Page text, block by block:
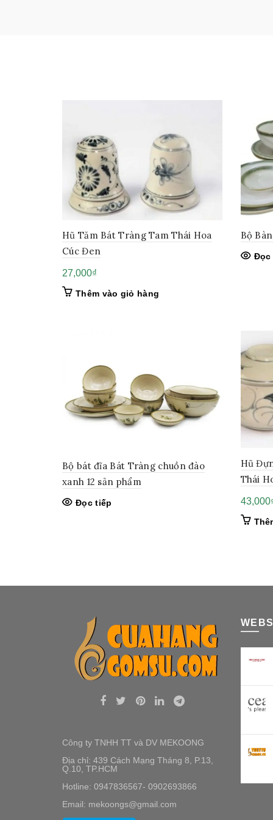
Hũ Tăm Bát Tràng Tam Thái Hoa
Cúc Đen
27,000₫
Thêm vào giỏ hàng
Bộ
Đọc
Bộ bát đĩa Bát Tràng chuồn đào
xanh 12 sản phẩm
Đọc tiếp
Hũ
Thái
43,000
Công ty TNHH TT và DV MEKOONG
Địa chỉ: 439 Cách Mạng Tháng 8, P.13,
Q.10, TP.HCM
Hotline: 0947836567- 0902693866
Email: mekoongs@gmail.com